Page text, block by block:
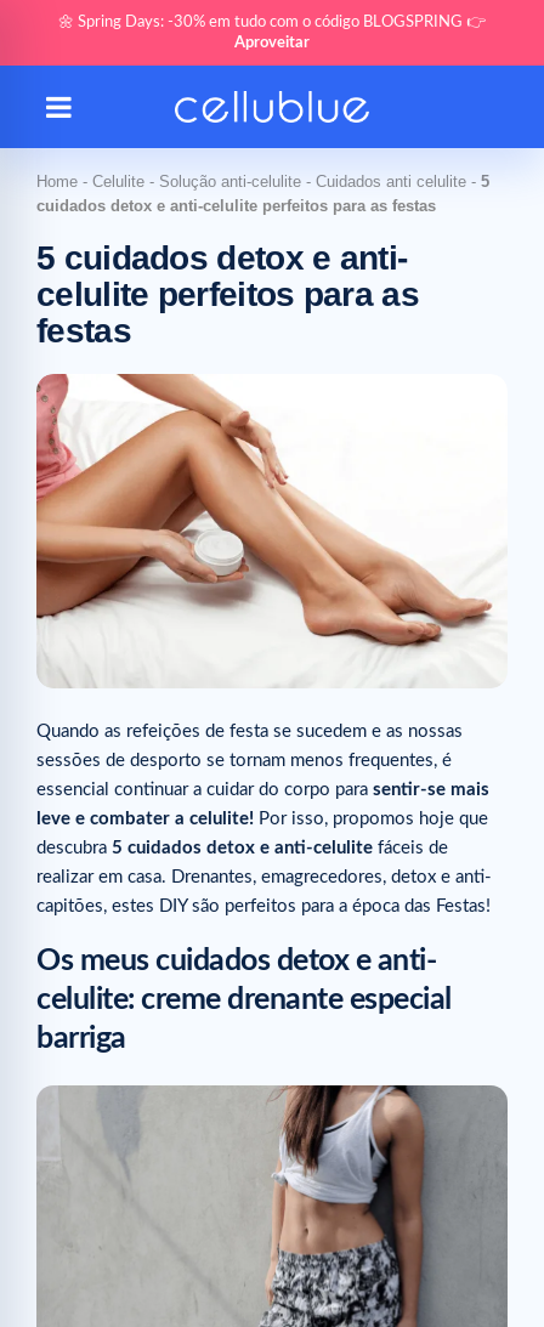
🌼 Spring Days: -30% em tudo com o código BLOGSPRING 👉
Aproveitar
Home - Celulite - Solução anti-celulite - Cuidados anti celulite - 5
cuidados detox e anti-celulite perfeitos para as festas
5 cuidados detox e anti-
celulite perfeitos para as
festas
Quando as refeições de festa se sucedem e as nossas
sessões de desporto se tornam menos frequentes, é
essencial continuar a cuidar do corpo para sentir-se mais
leve e combater a celulite! Por isso, propomos hoje que
descubra 5 cuidados detox e anti-celulite fáceis de
realizar em casa. Drenantes, emagrecedores, detox e anti-
capitões, estes DIY são perfeitos para a época das Festas!
Os meus cuidados detox e anti-
celulite: creme drenante especial
barriga